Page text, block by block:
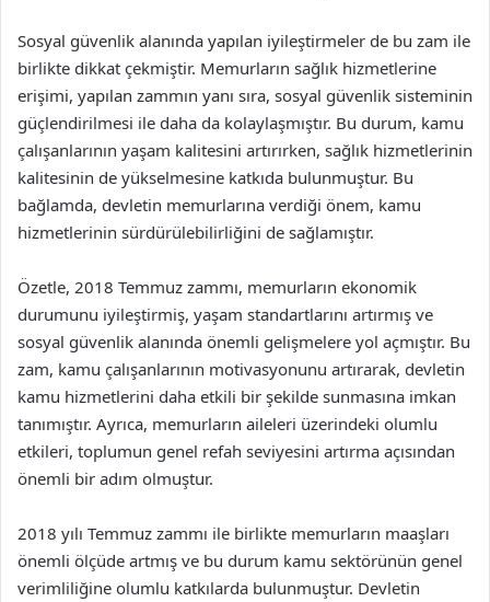
Sosyal güvenlik alanında yapılan iyileştirmeler de bu zam ile
birlikte dikkat çekmiştir. Memurların sağlık hizmetlerine
erişimi, yapılan zammın yanı sıra, sosyal güvenlik sisteminin
güçlendirilmesi ile daha da kolaylaşmıştır. Bu durum, kamu
çalışanlarının yaşam kalitesini artırırken, sağlık hizmetlerinin
kalitesinin de yükselmesine katkıda bulunmuştur. Bu
bağlamda, devletin memurlarına verdiği önem, kamu
hizmetlerinin sürdürülebilirliğini de sağlamıştır.
Özetle, 2018 Temmuz zammı, memurların ekonomik
durumunu iyileştirmiş, yaşam standartlarını artırmış ve
sosyal güvenlik alanında önemli gelişmelere yol açmıştır. Bu
zam, kamu çalışanlarının motivasyonunu artırarak, devletin
kamu hizmetlerini daha etkili bir şekilde sunmasına imkan
tanımıştır. Ayrıca, memurların aileleri üzerindeki olumlu
etkileri, toplumun genel refah seviyesini artırma açısından
önemli bir adım olmuştur.
2018 yılı Temmuz zammı ile birlikte memurların maaşları
önemli ölçüde artmış ve bu durum kamu sektörünün genel
verimliliğine olumlu katkılarda bulunmuştur. Devletin